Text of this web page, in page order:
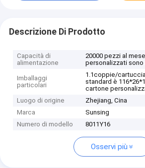
Descrizione Di Prodotto
Capacità di
alimentazione
20000 pezzi al
personalizzati
Imballaggi
particolari
1.1coppie/
standard è
cartone
Luogo di origine
Zhejiang, Cina
Marca
Sunsing
Numero di modello
8011Y16
Osservi più